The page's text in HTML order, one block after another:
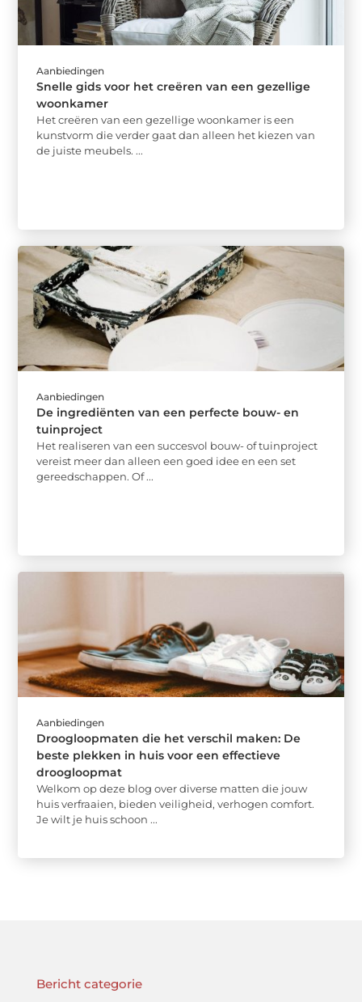
Aanbiedingen
Snelle gids voor het creëren van een gezellige
woonkamer
Het creëren van een gezellige woonkamer is een
kunstvorm die verder gaat dan alleen het kiezen van
de juiste meubels. ...
Aanbiedingen
De ingrediënten van een perfecte bouw- en
tuinproject
Het realiseren van een succesvol bouw- of tuinproject
vereist meer dan alleen een goed idee en een set
gereedschappen. Of ...
Aanbiedingen
Droogloopmaten die het verschil maken: De
beste plekken in huis voor een effectieve
droogloopmat
Welkom op deze blog over diverse matten die jouw
huis verfraaien, bieden veiligheid, verhogen comfort.
Je wilt je huis schoon ...
Bericht categorie